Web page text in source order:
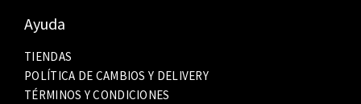
Ayuda
TIENDAS
POLÍTICA DE CAMBIOS Y DELIVERY
TÉRMINOS Y CONDICIONES